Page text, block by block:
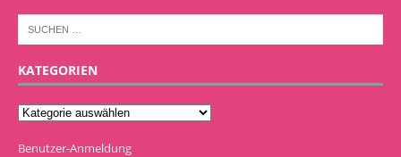
KATEGORIEN
Benutzer-Anmeldung